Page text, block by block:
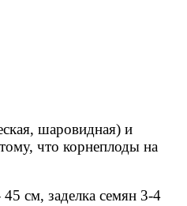
шаровидная) и
что корнеплоды на
см, заделка семян 3-4